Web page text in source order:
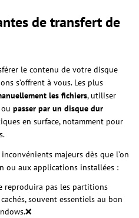
de transfert de
le contenu de votre disque
s’offrent à vous. Les plus
les fichiers, utiliser
ou passer par un disque dur
en surface, notamment pour
majeurs dès que l’on
ou aux applications installées :
reproduira pas les partitions
souvent essentiels au bon